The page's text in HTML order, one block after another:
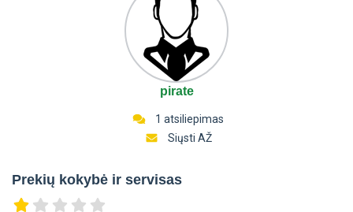
pirate
1 atsiliepimas
Siųsti AŽ
Prekių kokybė ir servisas